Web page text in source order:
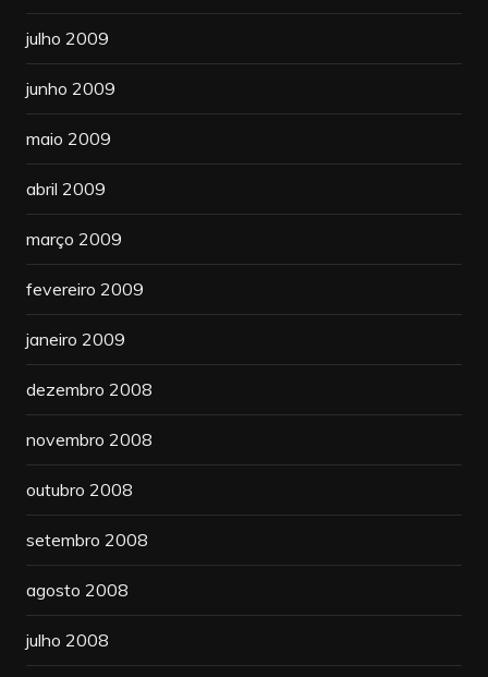
julho 2009
junho 2009
maio 2009
abril 2009
março 2009
fevereiro 2009
janeiro 2009
dezembro 2008
novembro 2008
outubro 2008
setembro 2008
agosto 2008
julho 2008